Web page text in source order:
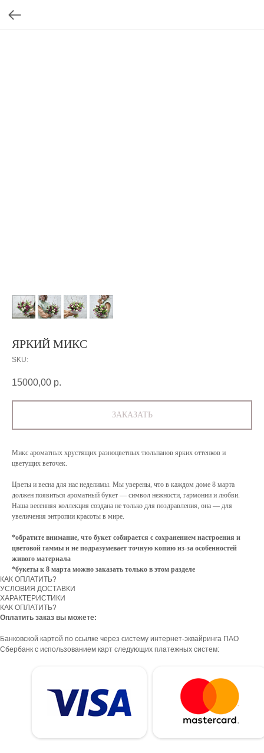
ЯРКИЙ МИКС
SKU:
15000,00 р.
ЗАКАЗАТЬ
Микс ароматных хрустящих разноцветных тюльпанов ярких оттенков и
цветущих веточек.
Цветы и весна для нас неделимы. Мы уверены, что в каждом доме 8 марта
должен появиться ароматный букет — символ нежности, гармонии и любви.
Наша весенняя коллекция создана не только для поздравления, она — для
увеличения энтропии красоты в мире.
*обратите внимание, что букет собирается с сохранением настроения и
цветовой гаммы и не подразумевает точную копию из-за особенностей
живого материала
*букеты к 8 марта можно заказать только в этом разделе
КАК ОПЛАТИТЬ?
УСЛОВИЯ ДОСТАВКИ
ХАРАКТЕРИСТИКИ
КАК ОПЛАТИТЬ?
Оплатить заказ вы можете:
Банковской картой по ссылке через систему интернет-эквайринга ПАО
Сбербанк с использованием карт следующих платежных систем: